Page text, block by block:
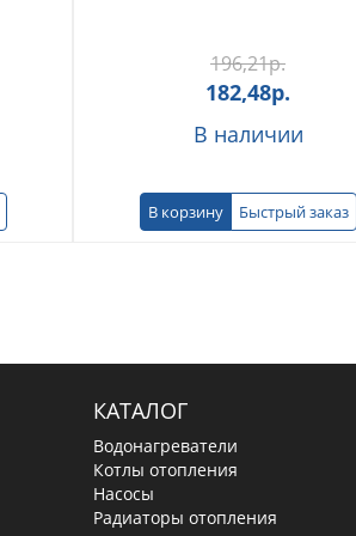
196,21р.
182,48р.
В наличии
В корзину Быстрый заказ
КАТАЛОГ
Водонагреватели
Котлы отопления
Насосы
Радиаторы отопления